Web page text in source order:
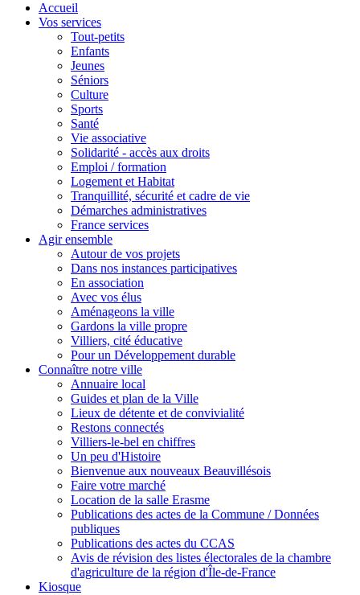
Accueil
Vos services
Tout-petits
Enfants
Jeunes
Séniors
Culture
Sports
Santé
Vie associative
Solidarité - accès aux droits
Emploi / formation
Logement et Habitat
Tranquillité, sécurité et cadre de vie
Démarches administratives
France services
Agir ensemble
Autour de vos projets
Dans nos instances participatives
En association
Avec vos élus
Aménageons la ville
Gardons la ville propre
Villiers, cité éducative
Pour un Développement durable
Connaître notre ville
Annuaire local
Guides et plan de la Ville
Lieux de détente et de convivialité
Restons connectés
Villiers-le-bel en chiffres
Un peu d'Histoire
Bienvenue aux nouveaux Beauvillésois
Faire votre marché
Location de la salle Erasme
Publications des actes de la Commune / Données
publiques
Publications des actes du CCAS
Avis de révision des listes électorales de la chambre
d'agriculture de la région d'Île-de-France
Kiosque